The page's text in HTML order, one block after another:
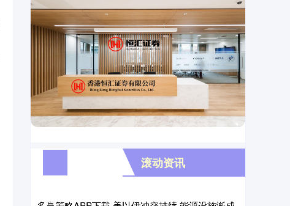
滚动资讯
怀远配资 “低价游”为何变成购物团？